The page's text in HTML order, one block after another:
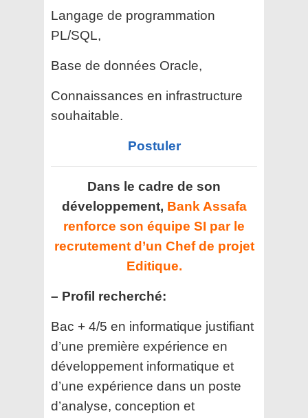
Langage de programmation
PL/SQL,
Base de données Oracle,
Connaissances en infrastructure
souhaitable.
Postuler
Dans le cadre de son
développement, Bank Assafa
renforce son équipe SI par le
recrutement d’un Chef de projet
Editique.
– Profil recherché:
Bac + 4/5 en informatique justifiant
d’une première expérience en
développement informatique et
d’une expérience dans un poste
d’analyse, conception et